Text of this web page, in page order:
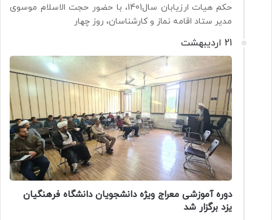
حکم هیات ارزیابان سال1401، با حضور حجت الاسلام موسوی
مدیر ستاد اقامه نماز و کارشناسان، روز چهار
21 اردیبهشت
دوره آموزشی معراج ویژه دانشجویان دانشگاه فرهنگیان
یزد برگزار شد